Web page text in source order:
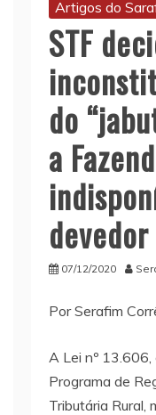
Artigos do
STF
do
a
devedor
07/12/2020
Por Serafim
A Lei nº
Programa de
Tributária Rural,